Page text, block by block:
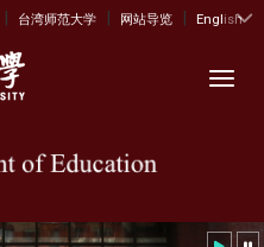
| 台湾师范大学 | 网站导览 | English